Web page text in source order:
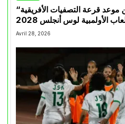
“كاف” تكشف عن موعد قرعة التصفيات الأفريقية
الأولمبية لوس أنجلس 2028
Avril 28, 2026